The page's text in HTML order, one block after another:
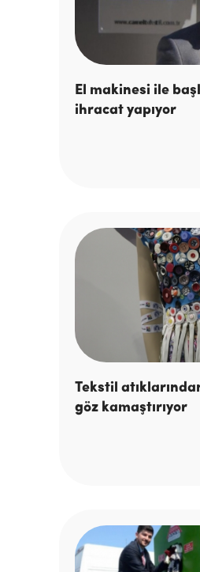
El makinesi ile
ihracat yapıyor
Tekstil
göz kamaştırıyor